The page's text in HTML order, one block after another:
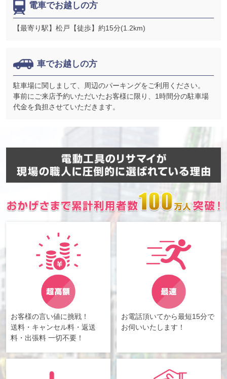
電車でお越しの方
【最寄り駅】松戸【徒歩】約15分(1.2km)
車でお越しの方
駐車場に関しまして、周辺のパーキングをご利用ください。
事前にご来店予約いただいたお客様に限り、1時間分の駐車場
代金を負担させていただきます。
お客様の言い値に挑戦！
送料・キャンセル料・返送
料・出張料 一切不要！
お電話頂いてから最短15分で
お伺いいたします！